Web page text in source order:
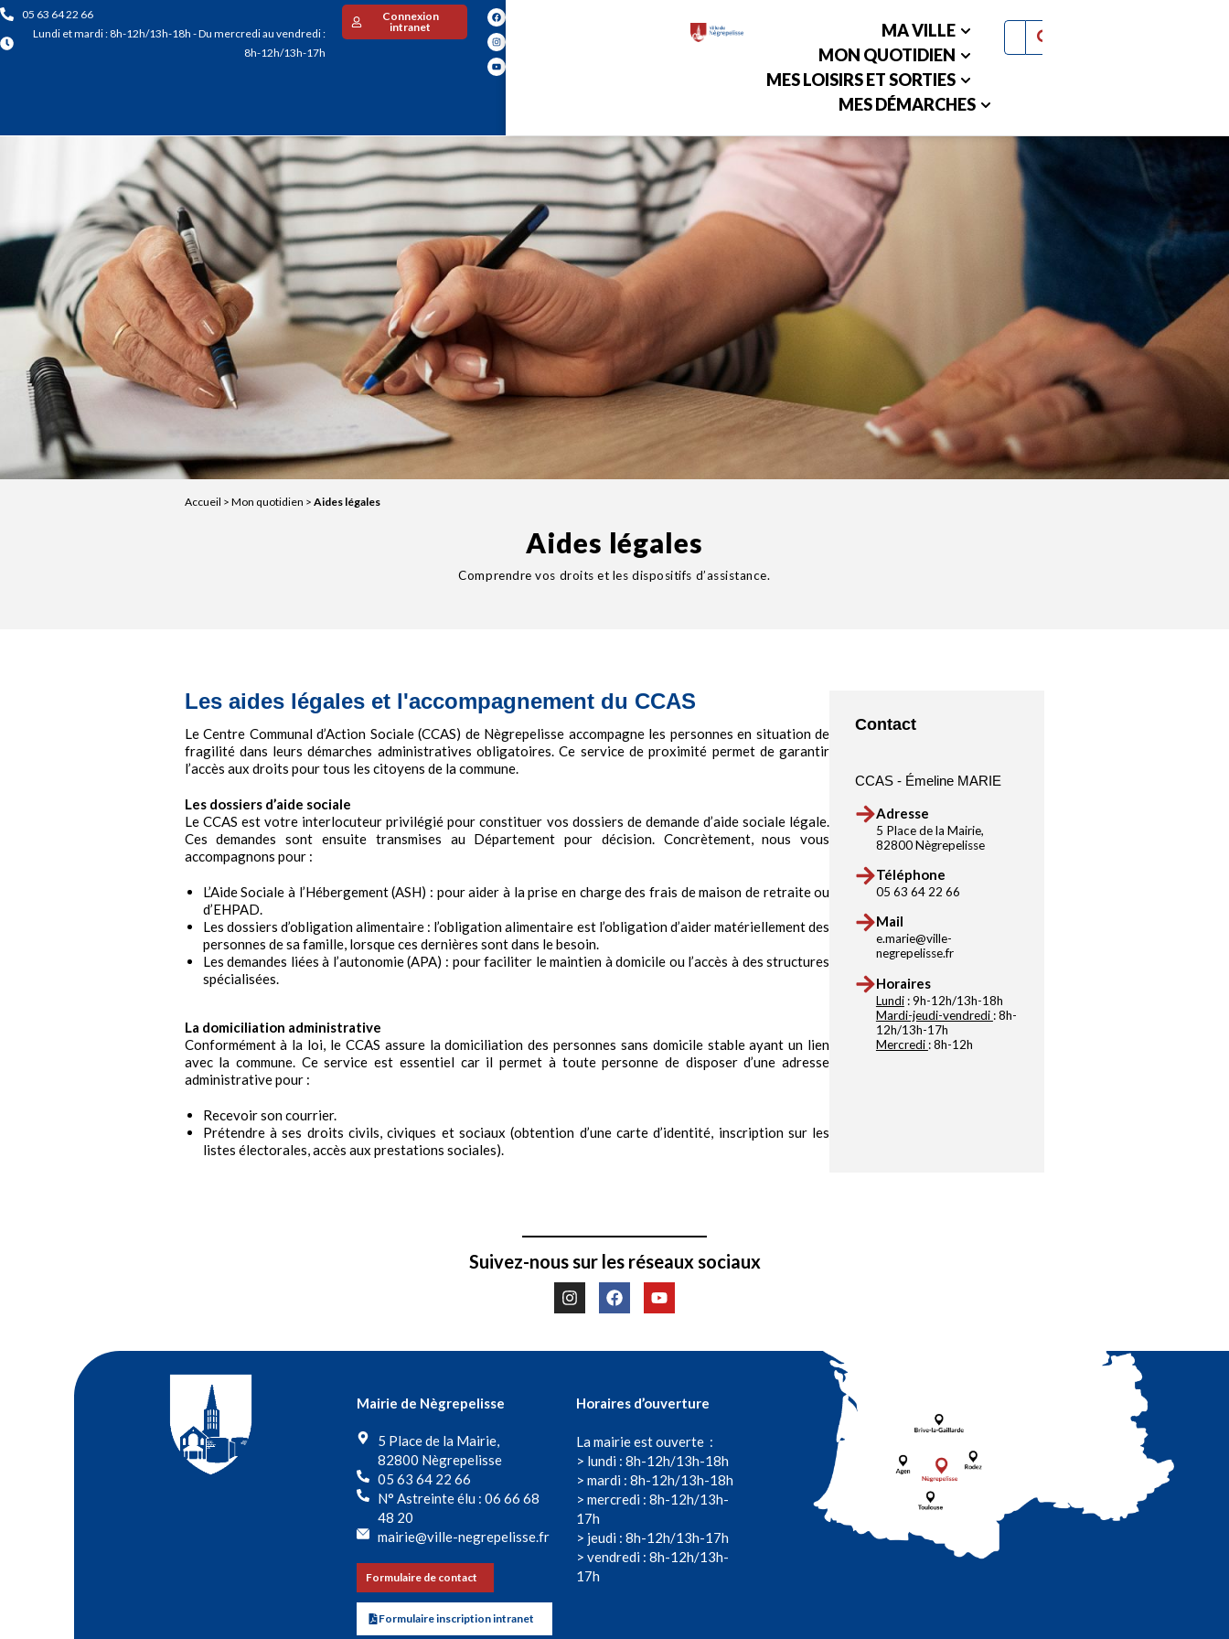
05 63 64 22 66
Lundi et mardi : 8h-12h/13h-18h - Du mercredi au vendredi :
8h-12h/13h-17h
Connexion
intranet
MA VILLE
MON QUOTIDIEN
MES LOISIRS ET SORTIES
MES DÉMARCHES
Accueil > Mon quotidien > Aides légales
Aides légales
Comprendre vos droits et les dispositifs d’assistance.
Les aides légales et l'accompagnement du CCAS
Le Centre Communal d’Action Sociale (CCAS) de Nègrepelisse accompagne les personnes en situation de
fragilité dans leurs démarches administratives obligatoires. Ce service de proximité permet de garantir
l’accès aux droits pour tous les citoyens de la commune.
Les dossiers d’aide sociale
Le CCAS est votre interlocuteur privilégié pour constituer vos dossiers de demande d’aide sociale légale.
Ces demandes sont ensuite transmises au Département pour décision. Concrètement, nous vous
accompagnons pour :
L’Aide Sociale à l’Hébergement (ASH) : pour aider à la prise en charge des frais de maison de retraite ou
d’EHPAD.
Les dossiers d’obligation alimentaire : l’obligation alimentaire est l’obligation d’aider matériellement des
personnes de sa famille, lorsque ces dernières sont dans le besoin.
Les demandes liées à l’autonomie (APA) : pour faciliter le maintien à domicile ou l’accès à des structures
spécialisées.
La domiciliation administrative
Conformément à la loi, le CCAS assure la domiciliation des personnes sans domicile stable ayant un lien
avec la commune. Ce service est essentiel car il permet à toute personne de disposer d’une adresse
administrative pour :
Recevoir son courrier.
Prétendre à ses droits civils, civiques et sociaux (obtention d’une carte d’identité, inscription sur les
listes électorales, accès aux prestations sociales).
Contact
CCAS - Émeline MARIE
Adresse
5 Place de la Mairie,
82800 Nègrepelisse
Téléphone
05 63 64 22 66
Mail
e.marie@ville-
negrepelisse.fr
Horaires
Lundi: 9h-12h/13h-18h
Mardi-jeudi-vendredi : 8h-
12h/13h-17h
Mercredi : 8h-12h
Suivez-nous sur les réseaux sociaux
Mairie de Nègrepelisse
5 Place de la Mairie,
82800 Nègrepelisse
05 63 64 22 66
N° Astreinte élu : 06 66 68
48 20
mairie@ville-negrepelisse.fr
Formulaire de contact
Formulaire inscription intranet
Horaires d’ouverture
La mairie est ouverte :
> lundi : 8h-12h/13h-18h
> mardi : 8h-12h/13h-18h
> mercredi : 8h-12h/13h-
17h
> jeudi : 8h-12h/13h-17h
> vendredi : 8h-12h/13h-
17h